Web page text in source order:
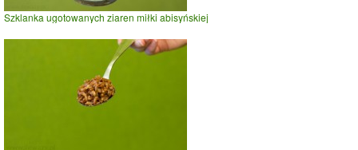
Szklanka ugotowanych ziaren miłki abisyńskiej